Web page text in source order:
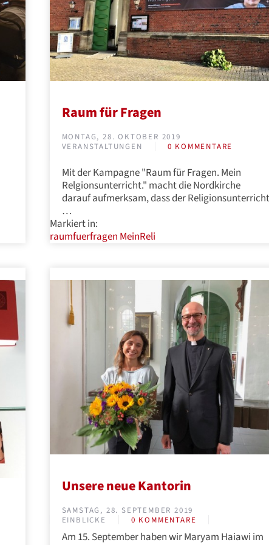
Raum für Fragen
MONTAG, 28. OKTOBER 2019
VERANSTALTUNGEN
0 KOMMENTARE
Mit der Kampagne "Raum für Fragen. Mein
Relgionsunterricht." macht die Nordkirche
darauf aufmerksam, dass der Religionsunterricht
…
Markiert in:
raumfuerfragen MeinReli
Unsere neue Kantorin
SAMSTAG, 28. SEPTEMBER 2019
EINBLICKE
0 KOMMENTARE
Am 15. September haben wir Maryam Haiawi im